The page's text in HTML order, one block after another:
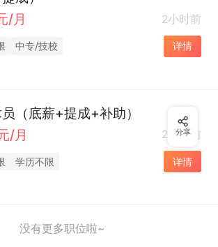
/月
2小时前
中专/技校 详情
（底薪+提成+补助）
/月
2小时前
学历不限 详情
没有更多职位啦~
分享